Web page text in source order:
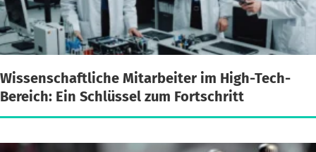
Wissenschaftliche Mitarbeiter im High-Tech-
Bereich: Ein Schlüssel zum Fortschritt